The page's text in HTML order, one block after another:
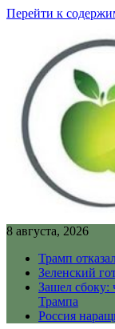
Перейти к
8 августа, 2026
Трамп
Зеленский
Зашел сбоку:
Трампа
Россия